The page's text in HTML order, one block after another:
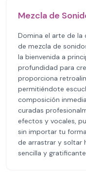
Mezcla de
Domina el arte de la
de mezcla de
la bienvenida a
profundidad para
proporciona
permitiéndote
composición
curadas
efectos y vocales,
sin importar tu
de arrastrar y soltar
sencilla y